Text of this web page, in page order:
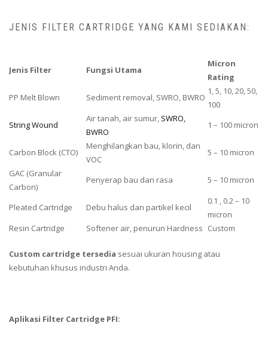
JENIS FILTER CARTRIDGE YANG KAMI SEDIAKAN:
Jenis Filter Fungsi Utama
Micron
Rating
PP Melt Blown
Sediment removal, SWRO, BWRO
1, 5, 10, 20, 50,
100
String Wound
Air tanah, air sumur, SWRO,
BWRO
1 – 100 micron
Carbon Block (CTO)
Menghilangkan bau, klorin, dan
VOC
5 – 10 micron
GAC (Granular
Carbon)
Penyerap bau dan rasa 5 – 10 micron
Pleated Cartridge Debu halus dan partikel kecil
0.1 , 0.2 – 10
micron
Resin Cartridge
Softener air, penurun Hardness Custom
Custom cartridge tersedia sesuai ukuran housing atau
kebutuhan khusus industri Anda.
Aplikasi Filter Cartridge PFI: